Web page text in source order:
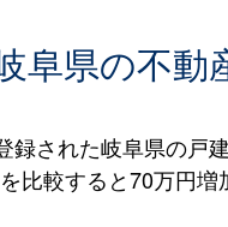
阜県の不動
録された岐阜県の戸
比較すると70万円増